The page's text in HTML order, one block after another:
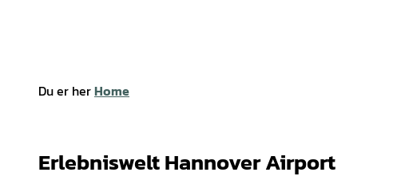
Du er herHome
Erlebniswelt Hannover Airport